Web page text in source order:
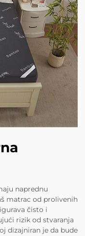
naprednu
matrac od prolivenih
čisto i
rizik od stvaranja
dizajniran je da bude